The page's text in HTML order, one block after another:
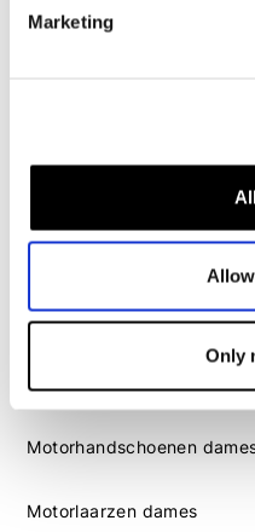
Marketing
Only
Motorschoenen heren
Motorpak dames
Motor leggings dames
Motorhelm dames
Motorhandschoenen
Motorlaarzen dames